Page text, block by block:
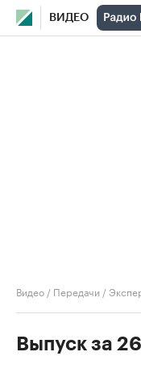
ВИДЕО
Видео / Передачи /
Выпуск за